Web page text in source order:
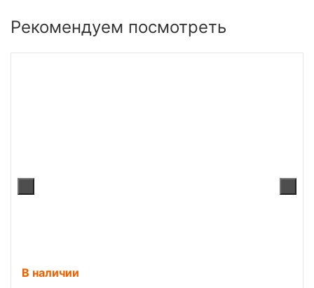
Рекомендуем посмотреть
В наличии